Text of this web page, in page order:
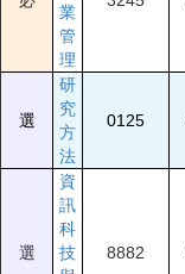
業
管
理
選
研
究
方
法
0125
選
資
訊
科
技
8882